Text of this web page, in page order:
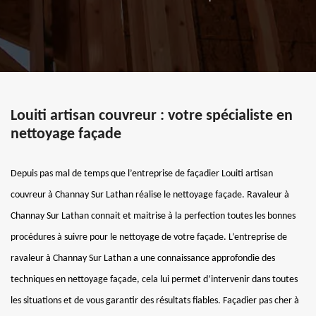
Louiti artisan couvreur : votre spécialiste en
nettoyage façade
Depuis pas mal de temps que l’entreprise de façadier Louiti artisan
couvreur à Channay Sur Lathan réalise le nettoyage façade. Ravaleur à
Channay Sur Lathan connait et maitrise à la perfection toutes les bonnes
procédures à suivre pour le nettoyage de votre façade. L’entreprise de
ravaleur à Channay Sur Lathan a une connaissance approfondie des
techniques en nettoyage façade, cela lui permet d’intervenir dans toutes
les situations et de vous garantir des résultats fiables. Façadier pas cher à